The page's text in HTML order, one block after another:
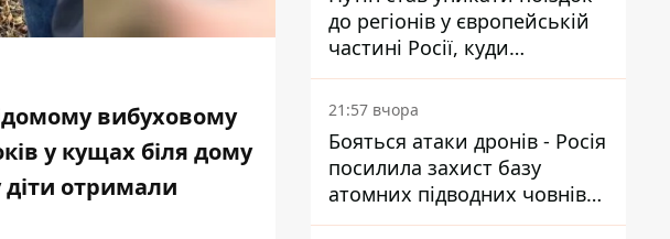
вибуховому
у кущах біля дому
діти отримали
до регіонів у європейській
частині Росії, куди
регулярно долітають дрони
21:57 вчора
Бояться атаки дронів - Росія
посилила захист базу
атомних підводних човнів
за 7400 км від України